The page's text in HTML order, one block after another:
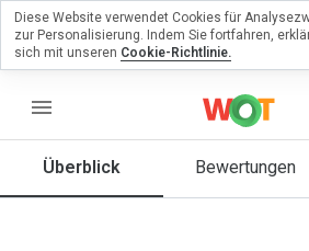
menu
Überblick Bewertungen
eine
Diese Website verwendet Cookies für
zur Personalisierung. Indem Sie fortfahren,
sich mit unseren Cookie-Richtlinie.